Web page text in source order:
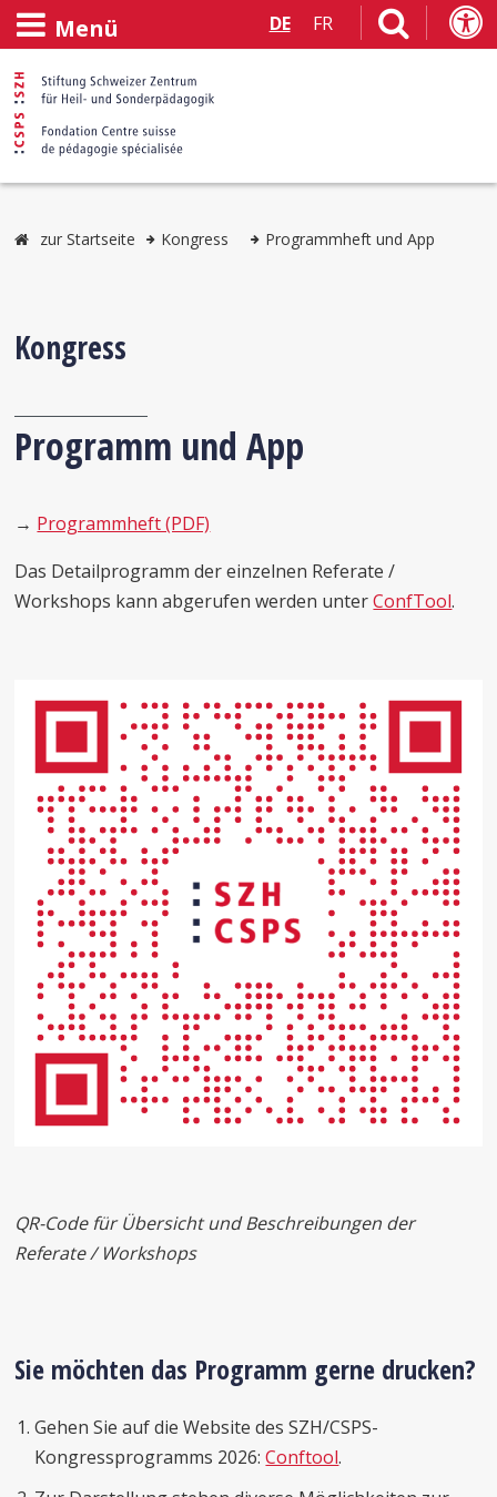
Menü DE FR
zur Startseite Kongress Programmheft und App
Kongress
Programm und App
→ Programmheft (PDF)
Das Detailprogramm der einzelnen Referate /
Workshops kann abgerufen werden unterConfTool.
QR-Code für Übersicht und Beschreibungen der
Referate / Workshops
Sie möchten das Programm gerne drucken?
Gehen Sie auf die Website des SZH/CSPS-
Kongressprogramms 2026:Conftool.